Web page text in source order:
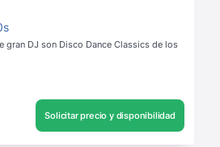
gran DJ son Disco Dance Classics de los
Solicitar precio y disponibilidad